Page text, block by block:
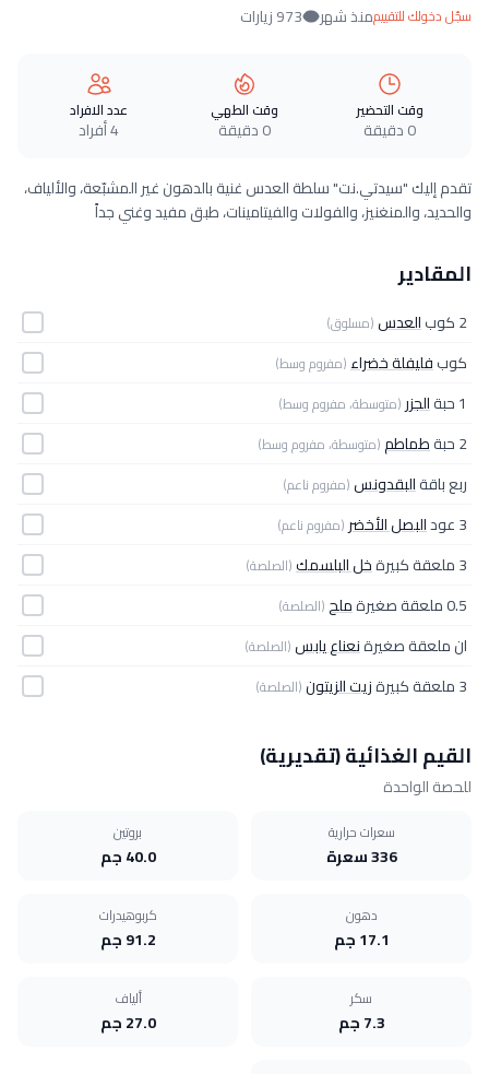
سجّل دخولك للتقييممنذ شهر 973 زيارات
وقت التحضير
0 دقيقة
وقت الطهي
0 دقيقة
عدد الافراد
4 أفراد
تقدم إليك "سيدتي.نت" سلطة العدس غنية بالدهون غير المشبّعة، والألياف،
والحديد، والمنغنيز، والفولات والفيتامينات، طبق مفيد وغني جداً
المقادير
2 كوب العدس(مسلوق)
كوبفليفلة خضراء(مفروم وسط)
1 حبة الجزر (متوسطة، مفروم وسط)
2 حبة طماطم(متوسطة، مفروم وسط)
ربع باقةالبقدونس(مفروم ناعم)
3 عود البصل الأخضر (مفروم ناعم)
3 ملعقة كبيرة خل البلسمك(الصلصة)
0.5 ملعقة صغيرة ملح(الصلصة)
ان ملعقة صغيرةنعناع يابس(الصلصة)
3 ملعقة كبيرة زيت الزيتون(الصلصة)
القيم الغذائية (تقديرية)
للحصة الواحدة
سعرات حرارية
336 سعرة
بروتين
40.0 جم
دهون
17.1 جم
كربوهيدرات
91.2 جم
سكر
7.3 جم
ألياف
27.0 جم